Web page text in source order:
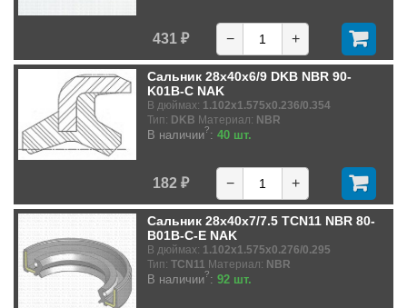
431 ₽ − +
Сальник 28x40x6/9 DKB NBR 90-
K01B-C NAK
В дюймах: 1.102x1.575x0.236/0.354
Тип: DKB Материал: NBR
В наличии?: 40 шт.
182 ₽ − +
Сальник 28x40x7/7.5 TCN11 NBR 80-
B01B-C-E NAK
В дюймах: 1.102x1.575x0.276/0.295
Тип: TCN11 Материал: NBR
В наличии?: 92 шт.